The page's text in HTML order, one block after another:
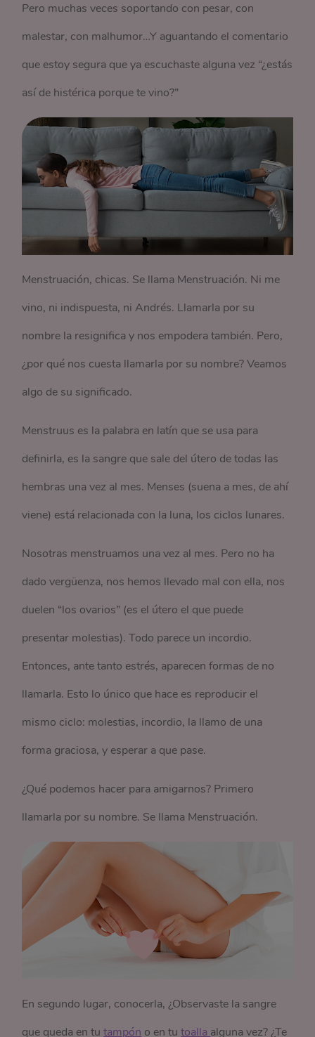
Pero muchas veces soportando con pesar, con
malestar, con malhumor…Y aguantando el comentario
que estoy segura que ya escuchaste alguna vez “¿estás
así de histérica porque te vino?”
Menstruación, chicas. Se llama Menstruación. Ni me
vino, ni indispuesta, ni Andrés. Llamarla por su
nombre la resignifica y nos empodera también. Pero,
¿por qué nos cuesta llamarla por su nombre? Veamos
algo de su significado.
Menstruus es la palabra en latín que se usa para
definirla, es la sangre que sale del útero de todas las
hembras una vez al mes. Menses (suena a mes, de ahí
viene) está relacionada con la luna, los ciclos lunares.
Nosotras menstruamos una vez al mes. Pero no ha
dado vergüenza, nos hemos llevado mal con ella, nos
duelen “los ovarios” (es el útero el que puede
presentar molestias). Todo parece un incordio.
Entonces, ante tanto estrés, aparecen formas de no
llamarla. Esto lo único que hace es reproducir el
mismo ciclo: molestias, incordio, la llamo de una
forma graciosa, y esperar a que pase.
¿Qué podemos hacer para amigarnos? Primero
llamarla por su nombre. Se llama Menstruación.
En segundo lugar, conocerla, ¿Observaste la sangre
que queda en tutampón o en tutoalla alguna vez? ¿Te